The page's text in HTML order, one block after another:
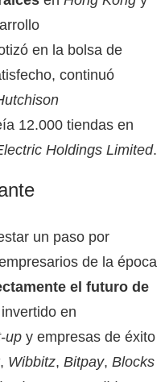
en la bolsa de
continuó
12.000 tiendas en
Holdings Limited.
un paso por
de la época
el futuro de
en
up y empresas de éxito
, Wibbitz, Bitpay, Blocks